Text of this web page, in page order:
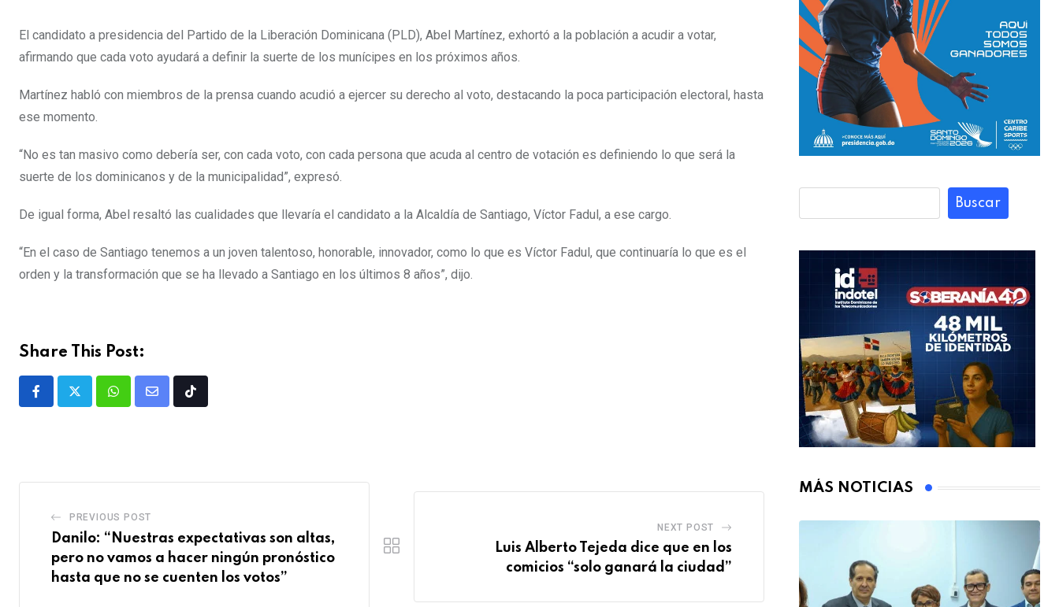
El candidato a presidencia del Partido de la Liberación Dominicana (PLD), Abel Martínez, exhortó a la población a acudir a votar,
afirmando que cada voto ayudará a definir la suerte de los munícipes en los próximos años.
Martínez habló con miembros de la prensa cuando acudió a ejercer su derecho al voto, destacando la poca participación electoral, hasta
ese momento.
“No es tan masivo como debería ser, con cada voto, con cada persona que acuda al centro de votación es definiendo lo que será la
suerte de los dominicanos y de la municipalidad”, expresó.
De igual forma, Abel resaltó las cualidades que llevaría el candidato a la Alcaldía de Santiago, Víctor Fadul, a ese cargo.
“En el caso de Santiago tenemos a un joven talentoso, honorable, innovador, como lo que es Víctor Fadul, que continuaría lo que es el
orden y la transformación que se ha llevado a Santiago en los últimos 8 años”, dijo.
Share This Post:
PREVIOUS POST
Danilo: “Nuestras expectativas son altas,
pero no vamos a hacer ningún pronóstico
hasta que no se cuenten los votos”
NEXT POST
Luis Alberto Tejeda dice que en los
comicios “solo ganará la ciudad”
Buscar
MÁS NOTICIAS